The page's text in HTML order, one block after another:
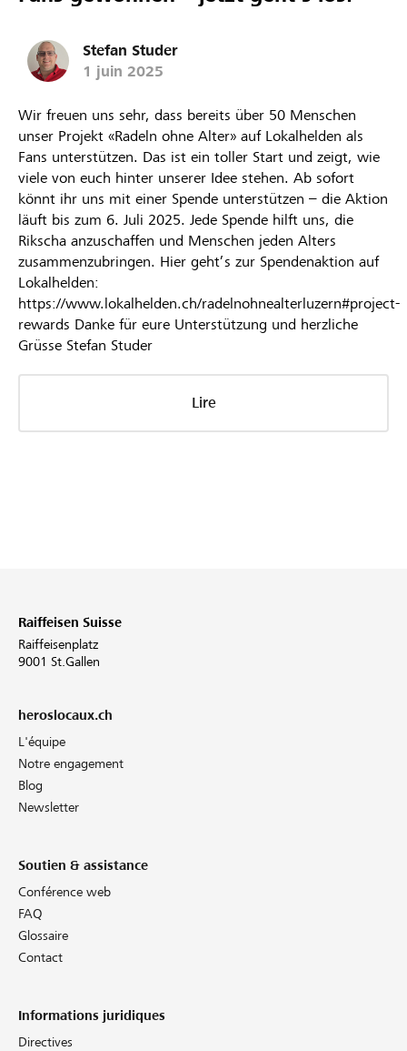
Stefan Studer
1 juin 2025
Wir freuen uns sehr, dass bereits über 50 Menschen
unser Projekt «Radeln ohne Alter» auf Lokalhelden als
Fans unterstützen. Das ist ein toller Start und zeigt, wie
viele von euch hinter unserer Idee stehen. Ab sofort
könnt ihr uns mit einer Spende unterstützen – die Aktion
läuft bis zum 6. Juli 2025. Jede Spende hilft uns, die
Rikscha anzuschaffen und Menschen jeden Alters
zusammenzubringen. Hier geht’s zur Spendenaktion auf
Lokalhelden:
https://www.lokalhelden.ch/radelnohnealterluzern#project-
rewards Danke für eure Unterstützung und herzliche
Grüsse Stefan Studer
Lire
Raiffeisen Suisse
Raiffeisenplatz
9001 St.Gallen
heroslocaux.ch
L'équipe
Notre engagement
Blog
Newsletter
Soutien & assistance
Conférence web
FAQ
Glossaire
Contact
Informations juridiques
Directives